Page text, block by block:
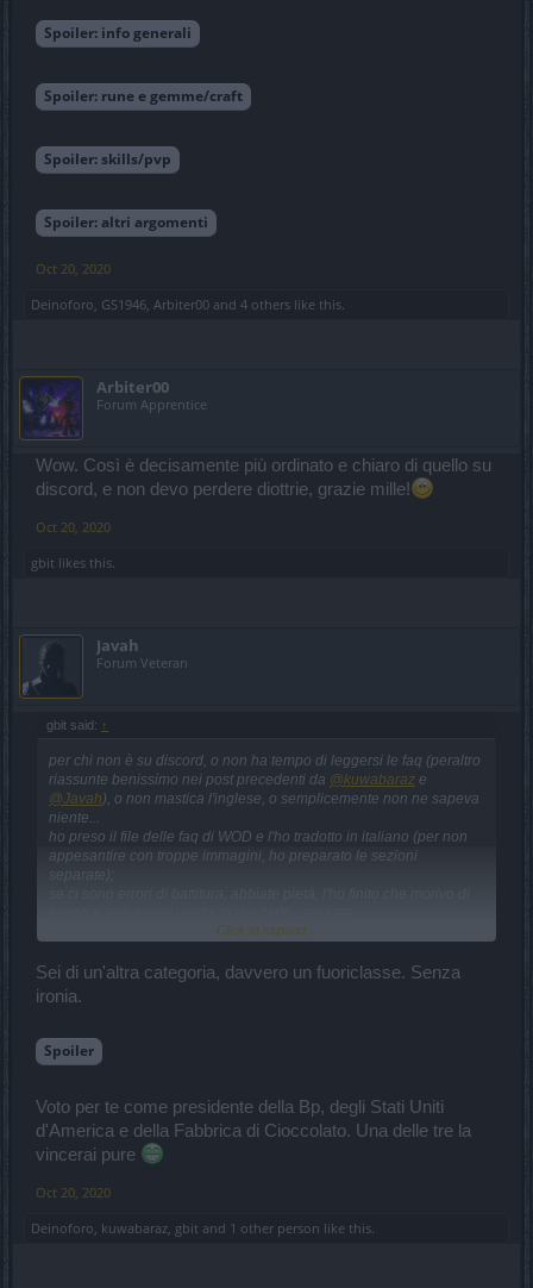
Spoiler: info generali
Spoiler: rune e gemme/craft
Spoiler: skills/pvp
Spoiler:altri argomenti
Oct 20, 2020
Deinoforo, GS1946, Arbiter00 and 4 others like this.
Arbiter00
Forum Apprentice
Wow. Così è decisamente più ordinato e chiaro di quello su
discord, e non devo perdere diottrie, grazie mille!
Oct 20, 2020
gbit likes this.
Javah
Forum Veteran
gbit said: ↑
per chi non è su discord, o non ha tempo di leggersi le faq (peraltro
riassunte benissimo nei post precedenti da @kuwabaraz e
@Javah), o non mastica l'inglese, o semplicemente non ne sapeva
niente...
ho preso il file delle faq di WOD e l'ho tradotto in italiano (per non
appesantire con troppe immagini, ho preparato le sezioni
separate);
Spoiler:info generali
Spoiler: rune e gemme/craft
Click to expand...
Sei di un'altra categoria, davvero un fuoriclasse. Senza
ironia.
Spoiler
Voto per te come presidente della Bp, degli Stati Uniti
d'America e della Fabbrica di Cioccolato. Una delle tre la
vincerai pure
Oct 20, 2020
Deinoforo kuwabaraz gbit and 1 other person like this.